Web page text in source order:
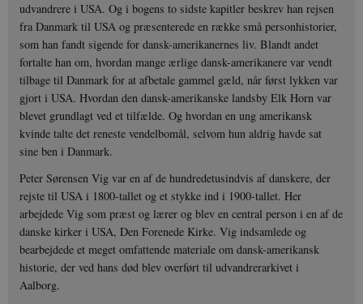
udvandrere i USA. Og i bogens to sidste kapitler beskrev han rejsen
fra Danmark til USA og præsenterede en række små personhistorier,
som han fandt sigende for dansk-amerikanernes liv. Blandt andet
fortalte han om, hvordan mange ærlige dansk-amerikanere var vendt
tilbage til Danmark for at afbetale gammel gæld, når først lykken var
gjort i USA. Hvordan den dansk-amerikanske landsby Elk Horn var
blevet grundlagt ved et tilfælde. Og hvordan en ung amerikansk
kvinde talte det reneste vendelbomål, selvom hun aldrig havde sat
sine ben i Danmark.
Peter Sørensen Vig var en af de hundredetusindvis af danskere, der
rejste til USA i 1800-tallet og et stykke ind i 1900-tallet. Her
arbejdede Vig som præst og lærer og blev en central person i en af de
danske kirker i USA, Den Forenede Kirke. Vig indsamlede og
bearbejdede et meget omfattende materiale om dansk-amerikansk
historie, der ved hans død blev overført til udvandrerarkivet i
Aalborg.